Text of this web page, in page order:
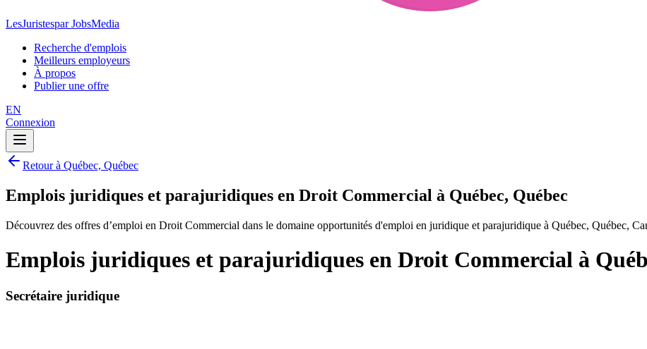
LesJuristespar JobsMedia
Recherche d'emplois
Meilleurs employeurs
À propos
Publier une offre
EN
Connexion
Retour à Québec, Québec
Emplois juridiques et parajuridiques en Droit Commercial à Québec, Québec
Découvrez des offres d’emploi en Droit Commercial dans le domaine opportunités d'emploi en juridique et parajuridique à Québec, Québec,
Emplois juridiques et parajuridiques en Droit Commercial à
Secrétaire juridique